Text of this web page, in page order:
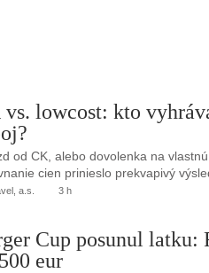
vs. lowcost: kto
od CK, alebo dovolenka na
cien prinieslo prekvapivý
a.s. 3 h
Cup posunul latku:
eur